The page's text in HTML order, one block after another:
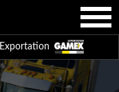
Exportation